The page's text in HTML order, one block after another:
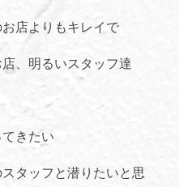
店よりもキレイで
、明るいスタッフ達
きたい
タッフと潜りたいと思